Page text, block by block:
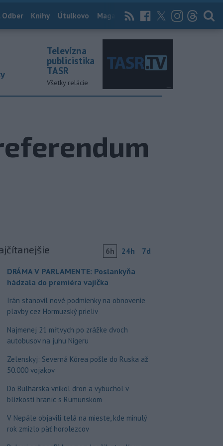
Odber Knihy Útulkovo Magazín News Now Archív
Televízna
publicistika
TASR
Všetky relácie
6h 24h 7d
DRÁMA V PARLAMENTE: Poslankyňa
hádzala do premiéra vajíčka
Irán stanovil nové podmienky na obnovenie
plavby cez Hormuzský prieliv
Najmenej 21 mŕtvych po zrážke dvoch
autobusov na juhu Nigeru
Zelenskyj: Severná Kórea pošle do Ruska až
50.000 vojakov
Do Bulharska vnikol dron a vybuchol v
blízkosti hraníc s Rumunskom
V Nepále objavili telá na mieste, kde minulý
rok zmizlo päť horolezcov